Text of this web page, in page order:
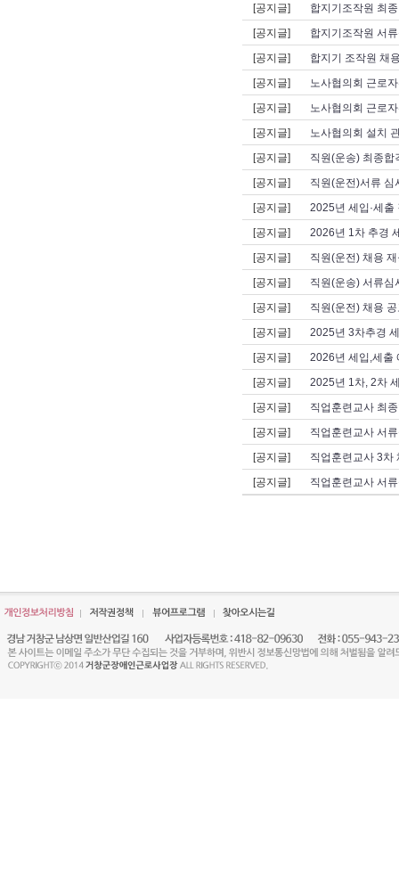
[공지글]
합지기조작원 최
[공지글]
합지기조작원 서
[공지글]
합지기 조작원 채
[공지글]
노사협의회 근로
[공지글]
노사협의회 근로
[공지글]
노사협의회 설치
[공지글]
직원(운송) 최종
[공지글]
직원(운전)서류
[공지글]
2025년 세입·세
[공지글]
2026년 1차 추경
[공지글]
직원(운전) 채용
[공지글]
직원(운송) 서류
[공지글]
직원(운전) 채용
[공지글]
2025년 3차추경
[공지글]
2026년 세입,세출
[공지글]
2025년 1차, 2차
[공지글]
직업훈련교사 최
[공지글]
직업훈련교사 서
[공지글]
직업훈련교사 3
[공지글]
직업훈련교사 서